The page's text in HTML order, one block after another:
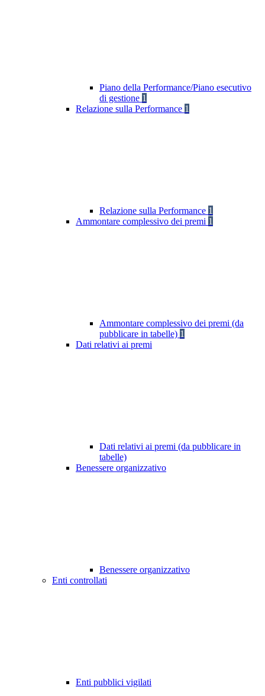
Piano della Performance/Piano esecutivo
di gestione 1
Relazione sulla Performance 1
Relazione sulla Performance 1
Ammontare complessivo dei premi 1
Ammontare complessivo dei premi (da
pubblicare in tabelle) 1
Dati relativi ai premi
Dati relativi ai premi (da pubblicare in
tabelle)
Benessere organizzativo
Benessere organizzativo
Enti controllati
Enti pubblici vigilati